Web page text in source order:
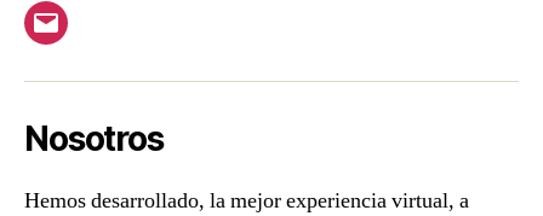
Correo
Nosotros
Hemos desarrollado, la mejor experiencia virtual, a